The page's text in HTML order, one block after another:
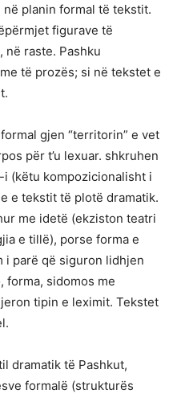
planin formal të tekstit.
figurave të
raste. Pashku
të prozës; si në tekstet e
gjen “territorin” e vet
për t’u lexuar. shkruhen
i (këtu kompozicionalisht i
e tekstit të plotë dramatik.
me idetë (ekziston teatri
e tillë), porse forma e
i parë që siguron lidhjen
forma, sidomos me
tipin e leximit. Tekstet
dramatik të Pashkut,
formalë (strukturës